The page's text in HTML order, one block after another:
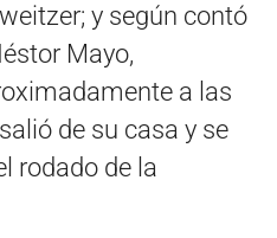
y según contó
Mayo,
a las
de su casa y se
rodado de la